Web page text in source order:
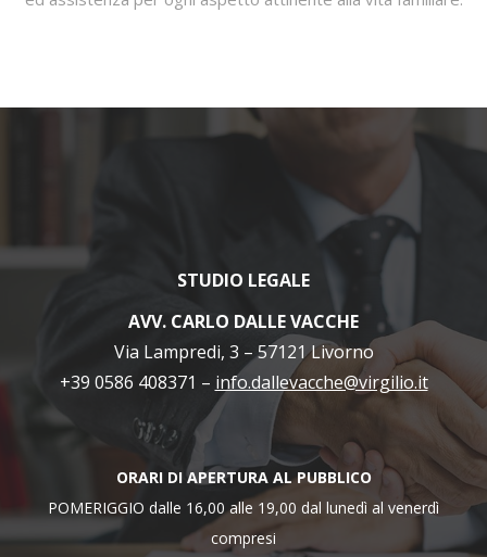
STUDIO LEGALE
AVV. CARLO DALLE VACCHE
Via Lampredi, 3 – 57121 Livorno
+39 0586 408371 – info.dallevacche@virgilio.it
ORARI DI APERTURA AL PUBBLICO
POMERIGGIO dalle 16,00 alle 19,00 dal lunedì al venerdì
compresi